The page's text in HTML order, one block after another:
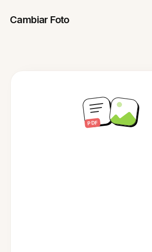
Cambiar Foto